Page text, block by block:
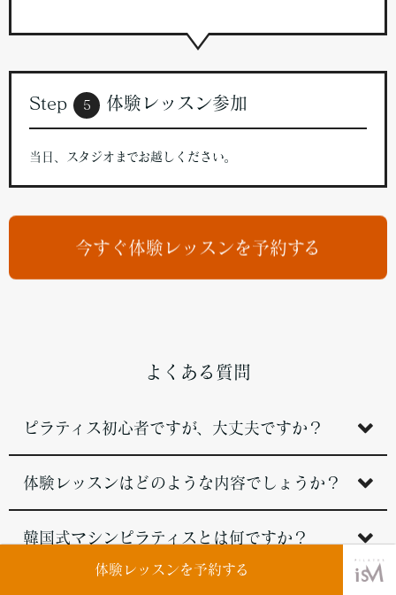
体験レッスンを予約する
Step 5 体験レッスン参加
当日、スタジオまでお越しください。
今すぐ体験レッスンを予約する
よくある質問
ピラティス初心者ですが、大丈夫ですか？
体験レッスンはどのような内容でしょうか？
韓国式マシンピラティスとは何ですか？